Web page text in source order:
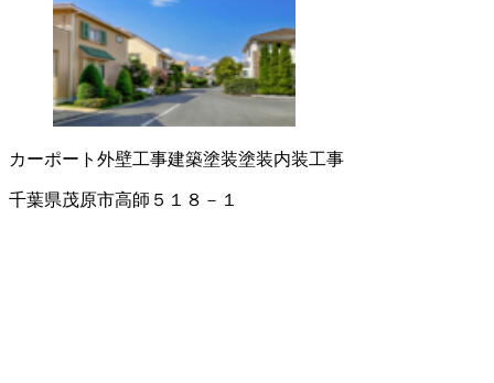
カーポート 外壁工事建築塗装塗装内装工事
千葉県茂原市高師５１８－１